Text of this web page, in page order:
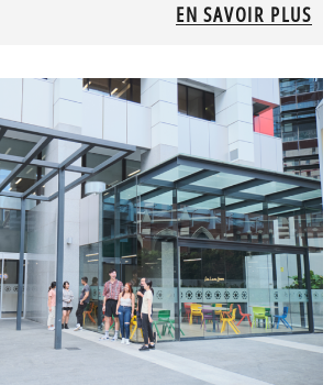
EN SAVOIR PLUS